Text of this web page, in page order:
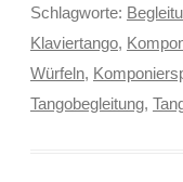
Schlagworte:
Klaviertango,
Würfeln,
Tangobegleitung,